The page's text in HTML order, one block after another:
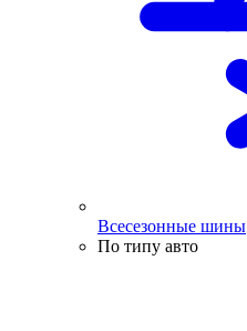
Всесезонные шины
По типу авто